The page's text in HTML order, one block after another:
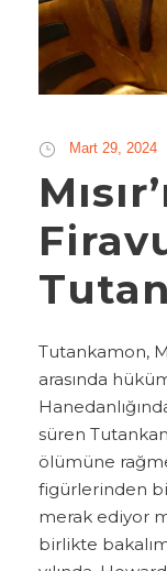
Mart 29, 2024
Tutankamon,
arasında
süren
ölümüne
figürlerinden
merak ediyor
birlikte